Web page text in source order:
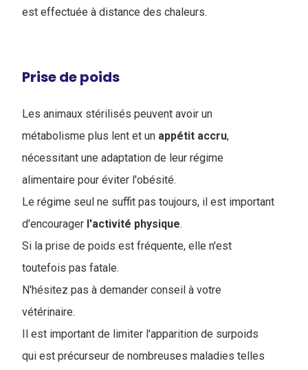
est effectuée à distance des chaleurs.
Prise de poids
Les animaux stérilisés peuvent avoir un
métabolisme plus lent et un appétit accru,
nécessitant une adaptation de leur régime
alimentaire pour éviter l'obésité.
Le régime seul ne suffit pas toujours, il est important
d'encourager l'activité physique.
Si la prise de poids est fréquente, elle n'est
toutefois pas fatale.
N'hésitez pas à demander conseil à votre
vétérinaire.
Il est important de limiter l'apparition de surpoids
qui est précurseur de nombreuses maladies telles